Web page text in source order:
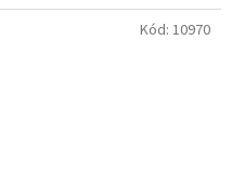
Kód: 10970